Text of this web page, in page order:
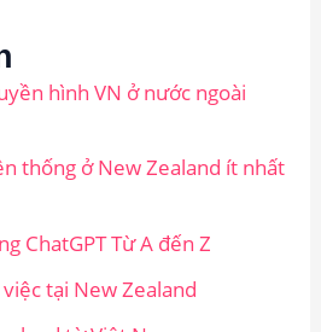
hình VN ở nước ngoài
thống ở New Zealand ít nhất
ChatGPT Từ A đến Z
tại New Zealand